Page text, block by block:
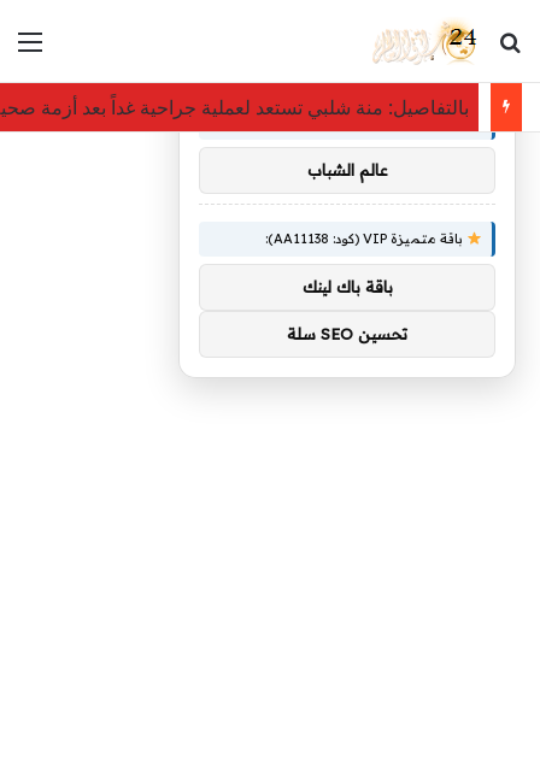
بحث عن
بالتفاصيل: منة شلبي تستعد لعملية جراحية غداً بعد أزمة
توصيات :
باقة متميزة VIP (كود: AA86842):
عالم الشباب
باقة متميزة VIP (كود: AA11138):
باقة باك لينك
تحسين SEO سلة